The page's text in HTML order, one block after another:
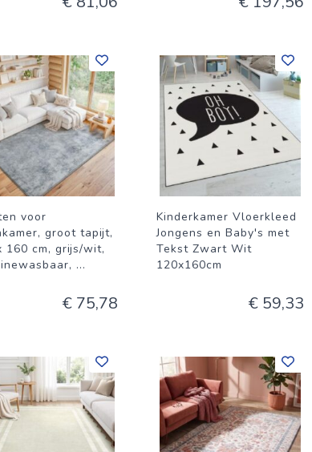
voor
groot tapijt,
160 cm, grijs/wit,
...
€ 75,78
Kinderkamer Vloerkleed
Jongens en Baby's met
Tekst Zwart Wit
120x160cm
€ 59,33